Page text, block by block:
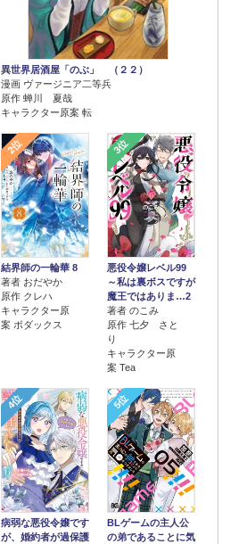
異世界居酒屋「のぶ」 （２２）
漫画 ヴァージニア二等兵
原作 蝉川 夏哉
キャラクター原案 転
2位
結界師の一輪華 8
著者 おだやか
原作 クレハ
キャラクター原
案 ボダックス
3位
悪役令嬢レベル99
～私は裏ボスですが
魔王ではありま…2
著者 のこみ
原作 七夕 さと
り
キャラクター原
案 Tea
4位
病弱な悪役令嬢です
が、婚約者が過保護
5位
BLゲームの主人公
の弟であることに気